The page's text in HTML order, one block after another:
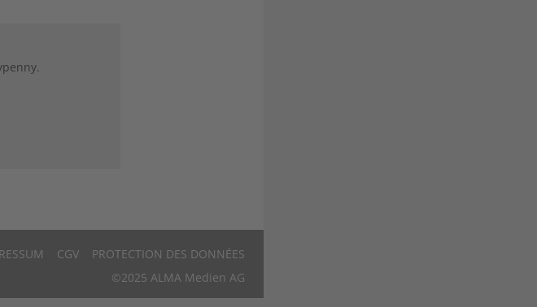
FR
CGV
PROTECTION DES DONNÉES
©2025 ALMA Medien AG